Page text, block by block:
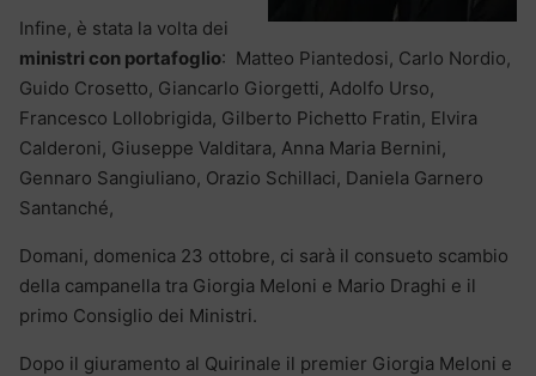
Infine, è stata la volta dei
ministri con portafoglio: Matteo Piantedosi, Carlo Nordio,
Guido Crosetto, Giancarlo Giorgetti, Adolfo Urso,
Francesco Lollobrigida, Gilberto Pichetto Fratin, Elvira
Calderoni, Giuseppe Valditara, Anna Maria Bernini,
Gennaro Sangiuliano, Orazio Schillaci, Daniela Garnero
Santanché,
Domani, domenica 23 ottobre, ci sarà il consueto scambio
della campanella tra Giorgia Meloni e Mario Draghi e il
primo Consiglio dei Ministri.
Dopo il giuramento al Quirinale il premier Giorgia Meloni e